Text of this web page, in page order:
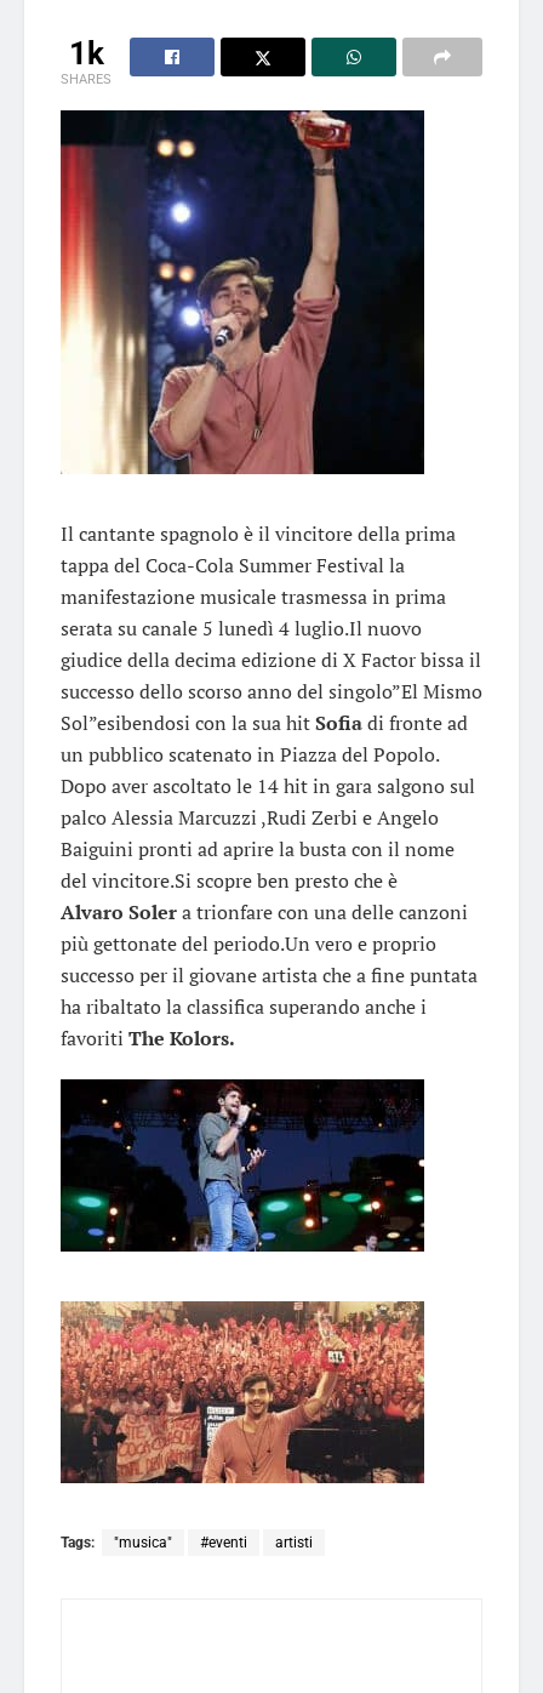
1k
SHARES
Il cantante spagnolo è il vincitore della prima
tappa del Coca-Cola Summer Festival la
manifestazione musicale trasmessa in prima
serata su canale 5 lunedì 4 luglio.Il nuovo
giudice della decima edizione di X Factor bissa il
successo dello scorso anno del singolo”El Mismo
Sol”esibendosi con la sua hitSofiadi fronte ad
un pubblico scatenato in Piazza del Popolo.
Dopo aver ascoltato le 14 hit in gara salgono sul
palco Alessia Marcuzzi ,Rudi Zerbi e Angelo
Baiguini pronti ad aprire la busta con il nome
del vincitore.Si scopre ben presto che è
Alvaro Solera trionfare con una delle canzoni
più gettonate del periodo.Un vero e proprio
successo per il giovane artista che a fine puntata
ha ribaltato la classifica superando anche i
favoriti The Kolors.
Tags: "musica" #eventi artisti